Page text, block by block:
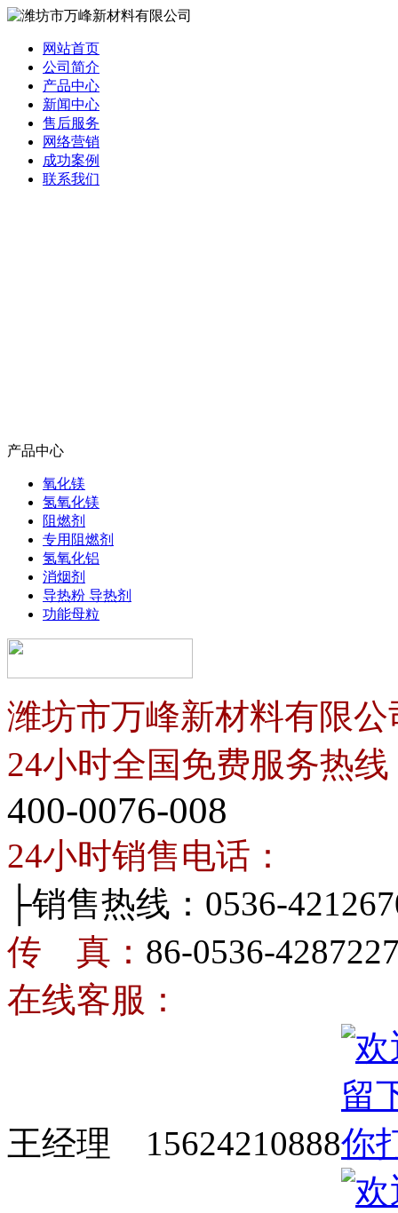
网站首页
公司简介
产品中心
新闻中心
售后服务
网络营销
成功案例
联系我们
产品中心
氧化镁
氢氧化镁
阻燃剂
专用阻燃剂
氢氧化铝
消烟剂
导热粉 导热剂
功能母粒
潍坊市万峰新材料有限公
24小时全国免费服务热线
400-0076-008
24小时销售电话：
├销售热线：0536-
传 真： 86-0536-
在线客服：
王经理 15624210888